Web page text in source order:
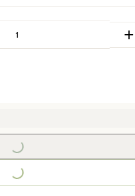
+
Loading...
Loading...